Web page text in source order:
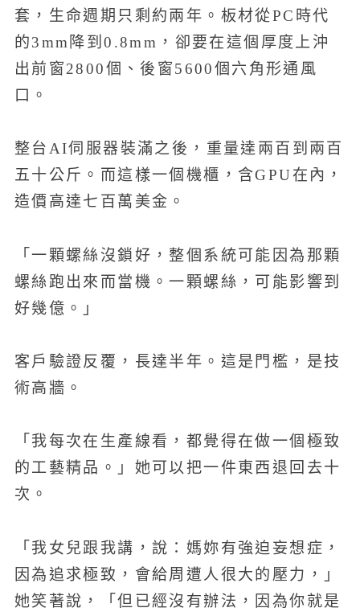
套，生命週期只剩約兩年。板材從PC時代
的3mm降到0.8mm，卻要在這個厚度上沖
出前窗2800個、後窗5600個六角形通風
口。
整台AI伺服器裝滿之後，重量達兩百到兩百
五十公斤。而這樣一個機櫃，含GPU在內，
造價高達七百萬美金。
「一顆螺絲沒鎖好，整個系統可能因為那顆
螺絲跑出來而當機。一顆螺絲，可能影響到
好幾億。」
客戶驗證反覆，長達半年。這是門檻，是技
術高牆。
「我每次在生產線看，都覺得在做一個極致
的工藝精品。」她可以把一件東西退回去十
次。
「我女兒跟我講，說：媽妳有強迫妄想症，
因為追求極致，會給周遭人很大的壓力，」
她笑著說，「但已經沒有辦法，因為你就是